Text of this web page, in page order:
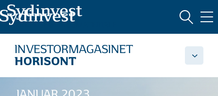
MARKEDSFØRINGSMATERIALE
INVESTORMAGASINET
HORISONT